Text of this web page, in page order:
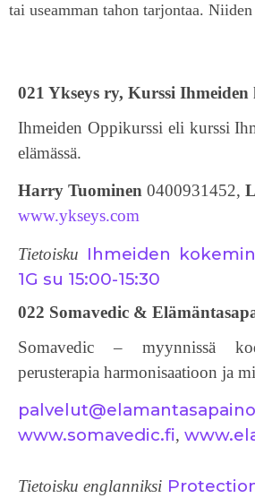
tai useamman tahon tarjontaa.
021 Ykseys ry, Kurssi Ihmeiden
Ihmeiden Oppikurssi eli kurssi
elämässä.
Harry Tuominen 0400931452,
www.ykseys.com
Tietoisku Ihmeiden
1G su 15:00-15:30
022 Somavedic &
Somavedic – myynnissä
perusterapia harmonisaatioon ja
www.somavedic.fi,
Tietoisku englanniksi